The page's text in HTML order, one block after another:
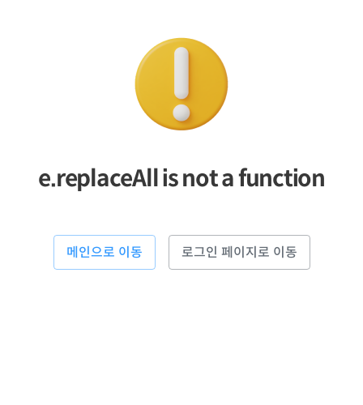
e.replaceAll is not a function
메인으로 이동 로그인 페이지로 이동